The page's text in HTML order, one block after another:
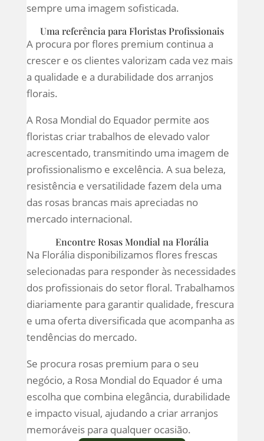
sempre uma imagem sofisticada.
Uma referência para Floristas Profissionais
A procura por flores premium continua a
crescer e os clientes valorizam cada vez mais
a qualidade e a durabilidade dos arranjos
florais.
A Rosa Mondial do Equador permite aos
floristas criar trabalhos de elevado valor
acrescentado, transmitindo uma imagem de
profissionalismo e excelência. A sua beleza,
resistência e versatilidade fazem dela uma
das rosas brancas mais apreciadas no
mercado internacional.
Encontre Rosas Mondial na Florália
Na Florália disponibilizamos flores frescas
selecionadas para responder às necessidades
dos profissionais do setor floral. Trabalhamos
diariamente para garantir qualidade, frescura
e uma oferta diversificada que acompanha as
tendências do mercado.
Se procura rosas premium para o seu
negócio, a Rosa Mondial do Equador é uma
escolha que combina elegância, durabilidade
e impacto visual, ajudando a criar arranjos
memoráveis para qualquer ocasião.